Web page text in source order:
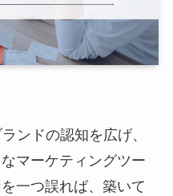
ンドの認知を広げ、
マーケティングツー
一つ誤れば、築いて